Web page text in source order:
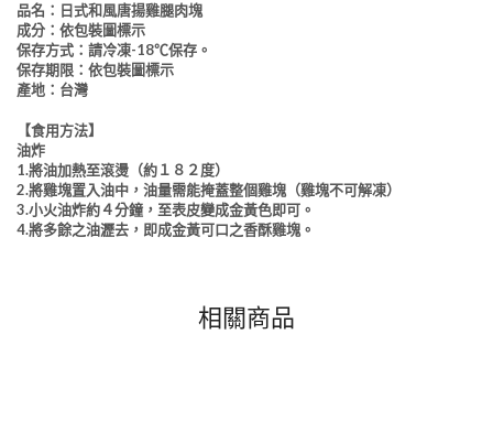
品名：日式和風唐揚雞腿肉塊
成分：依包裝圖標示
保存方式：請冷凍-18℃保存。
保存期限：依包裝圖標示
產地：台灣
【食用方法】
油炸
1.將油加熱至滾燙（約１８２度）
2.將雞塊置入油中，油量需能掩蓋整個雞塊（雞塊不可解凍）
3.小火油炸約４分鐘，至表皮變成金黃色即可。
4.將多餘之油瀝去，即成金黃可口之香酥雞塊。
相關商品